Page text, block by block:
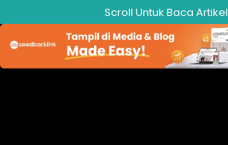
ke
konten
Scroll Untuk Baca Artikel